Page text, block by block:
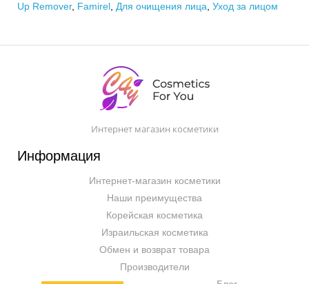
Up Remover, Famirel Для очищения лица Уход за лицом
Интернет магазин косметики
Информация
Интернет-магазин косметики
Наши преимущества
Корейская косметика
Израильская косметика
Обмен и возврат товара
Производители